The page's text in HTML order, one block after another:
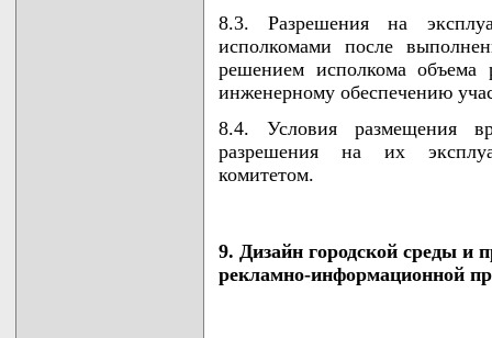
8.3. Разрешения на
исполкомами после
решением исполкома объема
инженерному обеспечению
8.4. Условия размещения
разрешения на их
комитетом.
9. Дизайн городской среды и
рекламно-информационной